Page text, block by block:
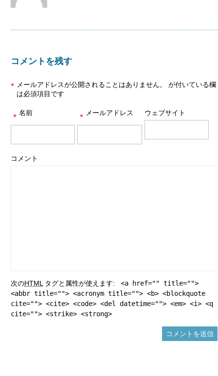
コメントを残す
メールアドレスが公開されることはありません。
*
が付いている欄
は必須項目です
名前
* メールアドレス
* ウェブサイト
コメント
次のHTML タグと属性が使えます:
<a href="" title="">
<abbr title=""> <acronym title=""> <b> <blockquote
cite=""> <cite> <code> <del datetime=""> <em> <i> <q
cite=""> <strike> <strong>